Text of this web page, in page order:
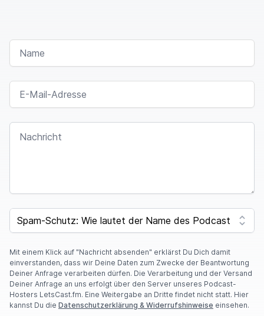
NAME
E-MAIL-ADRESSE
NACHRICHT
SPAM CAPTCHA
Mit einem Klick auf "Nachricht absenden" erklärst Du Dich damit
einverstanden, dass wir Deine Daten zum Zwecke der Beantwortung
Deiner Anfrage verarbeiten dürfen. Die Verarbeitung und der Versand
Deiner Anfrage an uns erfolgt über den Server unseres Podcast-
Hosters LetsCast.fm. Eine Weitergabe an Dritte findet nicht statt. Hier
kannst Du die Datenschutzerklärung & Widerrufshinweise einsehen.